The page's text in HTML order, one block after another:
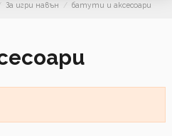
За игри навън батути и аксесоари